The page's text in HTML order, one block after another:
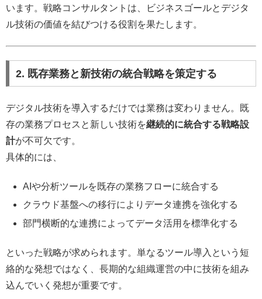
います。戦略コンサルタントは、ビジネスゴールとデジタ
ル技術の価値を結びつける役割を果たします。
2. 既存業務と新技術の統合戦略を策定する
デジタル技術を導入するだけでは業務は変わりません。既
存の業務プロセスと新しい技術を継続的に統合する戦略設
計が不可欠です。
具体的には、
AIや分析ツールを既存の業務フローに統合する
クラウド基盤への移行によりデータ連携を強化する
部門横断的な連携によってデータ活用を標準化する
といった戦略が求められます。単なるツール導入という短
絡的な発想ではなく、長期的な組織運営の中に技術を組み
込んでいく発想が重要です。